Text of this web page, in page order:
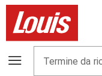
Termine da